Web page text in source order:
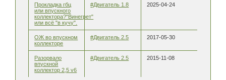
Прокладка гбц
или впускного
коллектора?"Винегрет"
или всё "в кучу".
#Двигатель 1.8 2025-04-24
ОЖ во впускном
коллекторе
#Двигатель 2.5 2017-05-30
Разорвало
впускной
коллектор 2,5 v6
#Двигатель 2.5 2015-11-08